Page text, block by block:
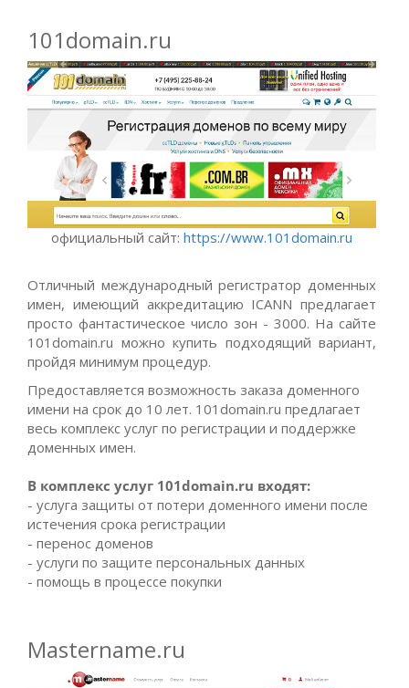
101domain.ru
официальный сайт:https://www.101domain.ru
Отличный международный регистратор доменных
имен, имеющий аккредитацию ICANN предлагает
просто фантастическое число зон - 3000. На сайте
101domain.ru можно купить подходящий вариант,
пройдя минимум процедур.
Предоставляется возможность заказа доменного
имени на срок до 10 лет. 101domain.ru предлагает
весь комплекс услуг по регистрации и поддержке
доменных имен.
В комплекс услуг 101domain.ru входят:
- услуга защиты от потери доменного имени после
истечения срока регистрации
- перенос доменов
- услуги по защите персональных данных
- помощь в процессе покупки
Mastername.ru